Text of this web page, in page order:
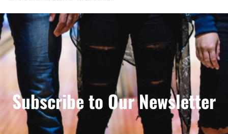
Subscribe to Our Newsletter